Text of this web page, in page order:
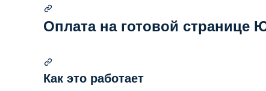
Оплата на готовой странице
Как это работает